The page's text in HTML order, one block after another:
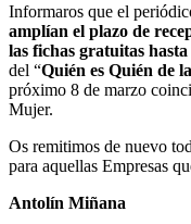
Informaros que el
amplían el plazo de
las fichas gratuitas
del “Quién es Quién de
próximo 8 de marzo
Mujer.
Os remitimos de nuevo
para aquellas Empresas
Antolín Miñana